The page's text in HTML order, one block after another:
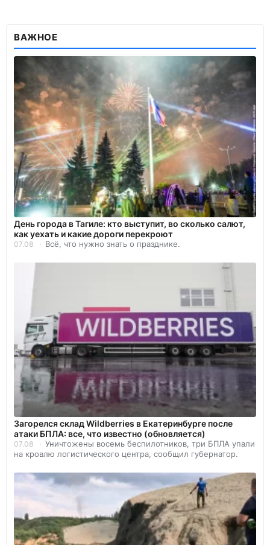
ВАЖНОЕ
День города в Тагиле: кто выступит, во сколько салют,
как уехать и какие дороги перекроют
07.08 Всё, что нужно знать о празднике.
Загорелся склад Wildberries в Екатеринбурге после
атаки БПЛА: все, что известно (обновляется)
07.08
Уничтожены восемь беспилотников, три БПЛА упали
на кровлю логистического центра, сообщил губернатор.